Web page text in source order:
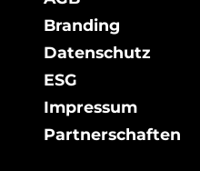
Branding
Datenschutz
ESG
Impressum
Partnerschaften